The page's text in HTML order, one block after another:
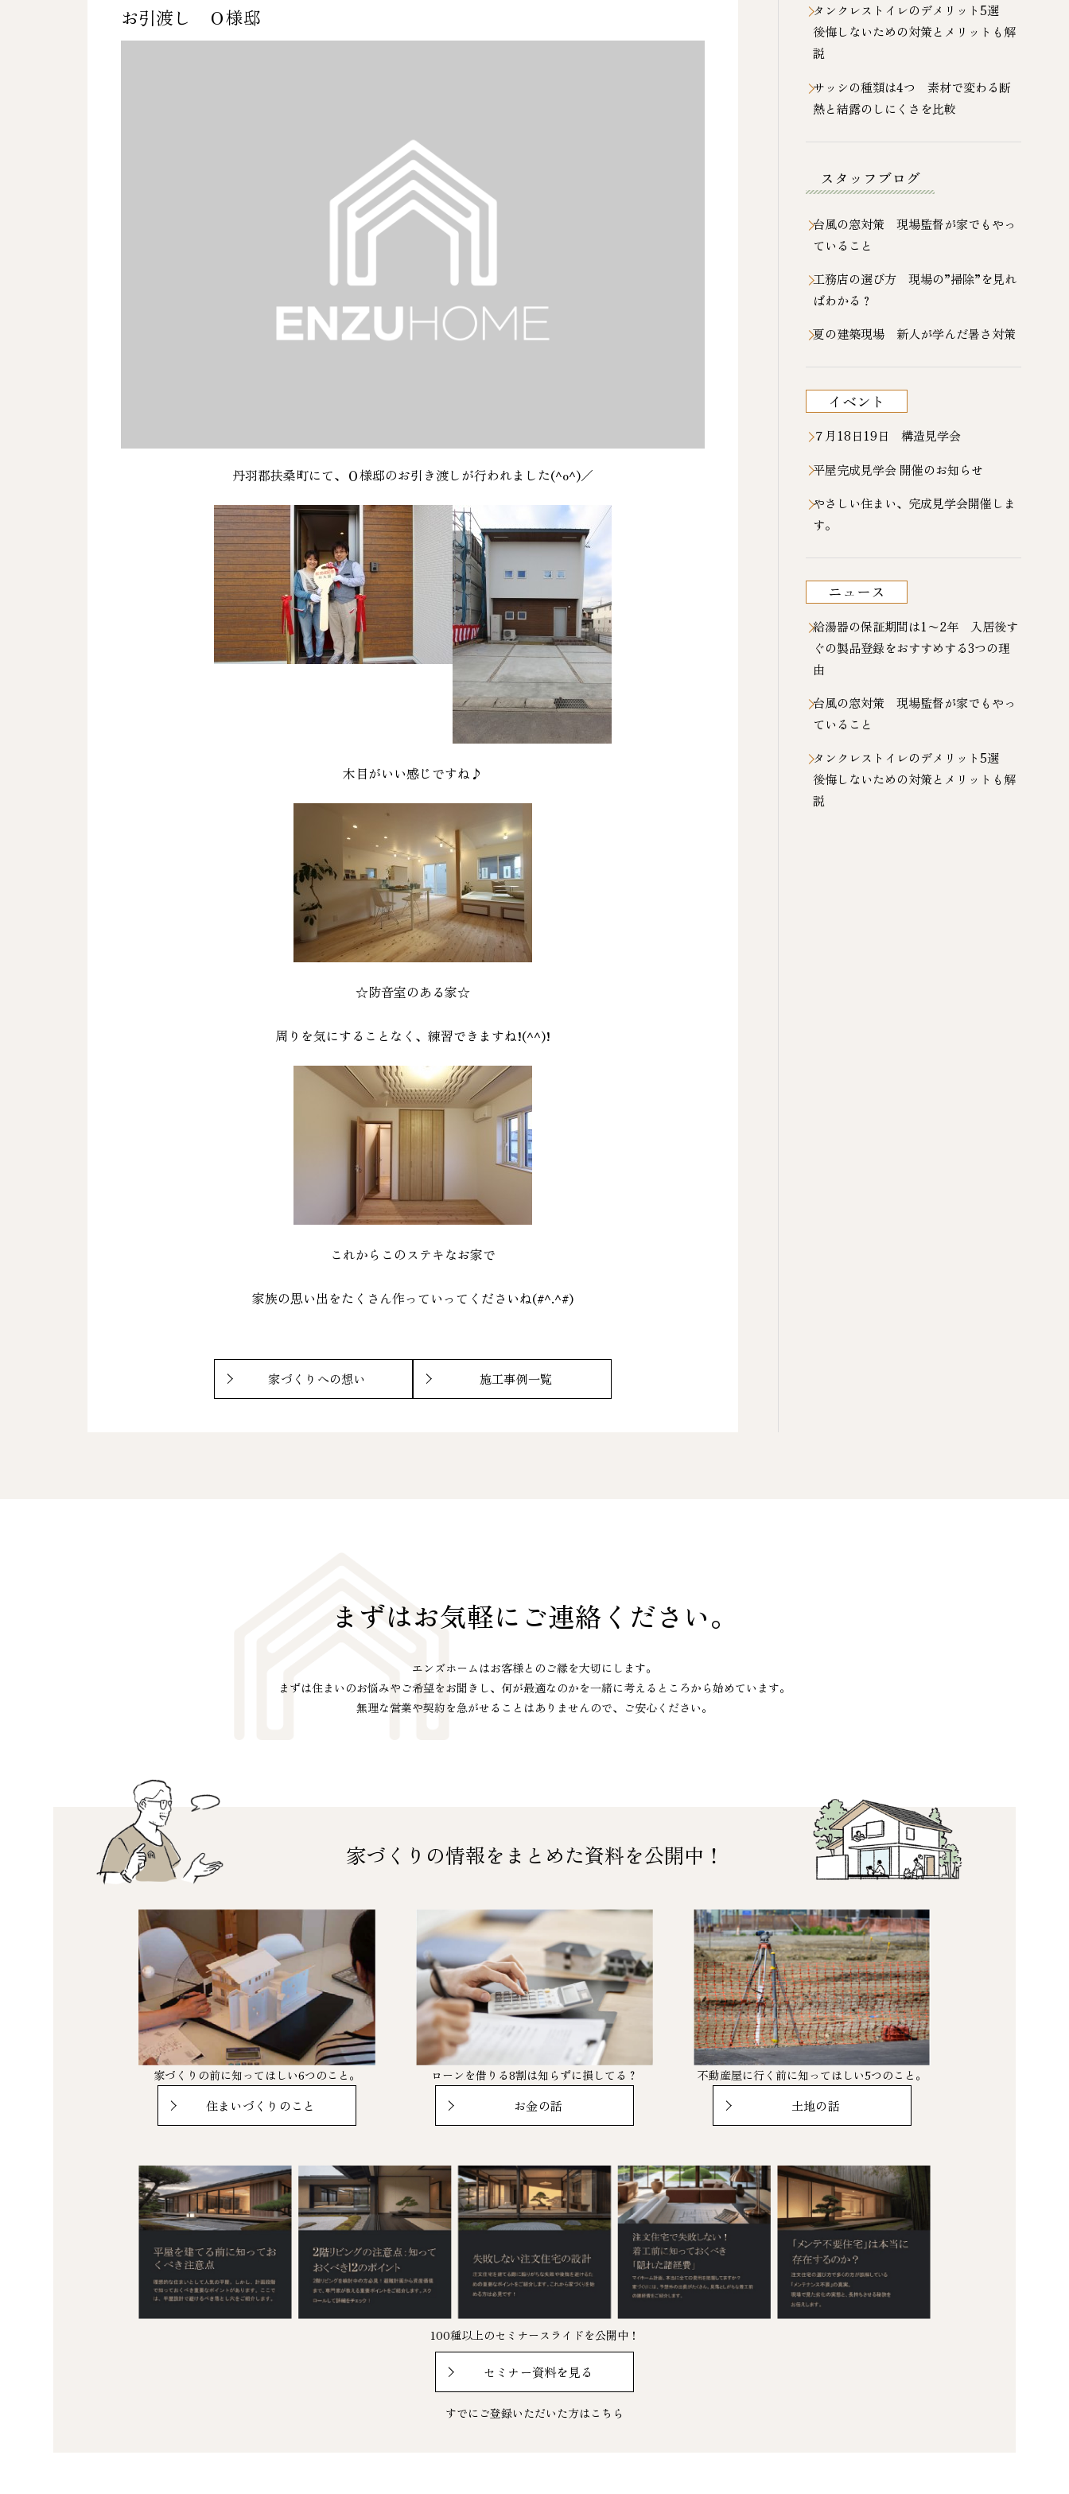
お引渡し Ｏ様邸
丹羽郡扶桑町にて、Ｏ様邸のお引き渡しが行われました(^o^)／
木目がいい感じですね♪
☆防音室のある家☆
周りを気にすることなく、練習できますね!(^^)!
これからこのステキなお家で
家族の思い出をたくさん作っていってくださいね(#^.^#)
家づくりへの想い 施工事例一覧
タンクレストイレのデメリット5選
後悔しないための対策とメリットも解
説
サッシの種類は4つ 素材で変わる断
熱と結露のしにくさを比較
スタッフブログ
台風の窓対策 現場監督が家でもやっ
ていること
工務店の選び方 現場の”掃除”を見れ
ばわかる？
夏の建築現場 新人が学んだ暑さ対策
イベント
７月18日19日 構造見学会
平屋完成見学会 開催のお知らせ
やさしい住まい、完成見学会開催しま
す。
ニュース
給湯器の保証期間は1〜2年 入居後す
ぐの製品登録をおすすめする3つの理
由
台風の窓対策 現場監督が家でもやっ
ていること
タンクレストイレのデメリット5選
後悔しないための対策とメリットも解
説
まずはお気軽に ご連絡ください。
エンズホームはお客様とのご縁を大切にします。
まずは住まいのお悩みやご希望をお聞きし、 何が最適なのかを一緒に考えるところから始めています。
無理な営業や契約を急がせることはありませんので、ご安心ください。
家づくりの情報をまとめた資料を公開中！
家づくりの前に知ってほしい6つのこと。
住まいづくりのこと
ローンを借りる8割は知らずに損してる？
お金の話
不動産屋に行く前に知ってほしい5つのこと。
土地の話
100種以上のセミナースライドを公開中！
セミナー資料を見る
すでにご登録いただいた方は こちら